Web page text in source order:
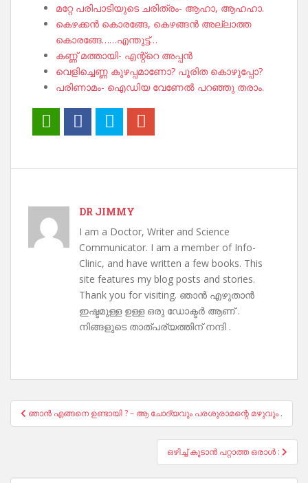
മറ്റേ പരിപാടിയുടെ ചരിത്രം- ആഹാ, ആഹഹാ.
കെഴക്കൻ കൊരങ്ങേ, കെഴങ്ങൻ അല്ലാത്ത
കൊരങ്ങേ……എന്തുട്ട്…
കണ്ണ് മത്തായി- എന്റ്റെ അപ്പൻ
വെളിച്ചെണ്ണ കുഴപ്പമാണോ? പൂരിത കൊഴുപ്പോ?
പരിണാമം- ഐഡിയ വേണേൽ പറഞ്ഞു തരാം.
DR JIMMY
I am a Doctor, Writer and Science
Communicator. I am a member of Info-
Clinic, and have written a few books. This
site features my blog posts and stories.
Thank you for visiting. ഞാൻ എഴുതാൻ
ഇഷ്ടമുള്ള ഉള്ള ഒരു ഡോക്ടർ ആണ് .
നിങ്ങളുടെ താത്പര്യത്തിന് നന്ദി .
Post
navigation
ഞാൻ എങ്ങനെ ഉണ്ടായി ? – ആ ചോദ്യവും പരശുരാമന്റെ മഴുവും .
ഒഴിച്ച് കൂടാൻ പറ്റാത്ത ഒരാൾ :